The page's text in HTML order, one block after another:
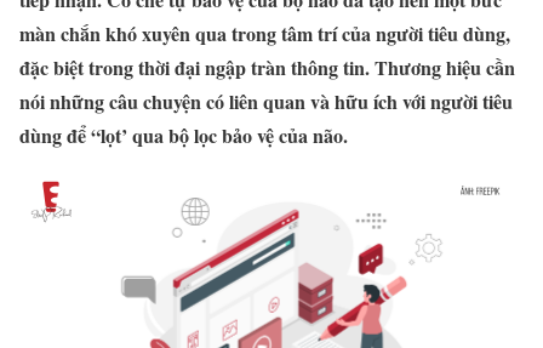
màn chắn khó xuyên qua trong tâm trí của người tiêu dùng,
đặc biệt trong thời đại ngập tràn thông tin. Thương hiệu cần
nói những câu chuyện có liên quan và hữu ích với người tiêu
dùng để “lọt’ qua bộ lọc bảo vệ của não.